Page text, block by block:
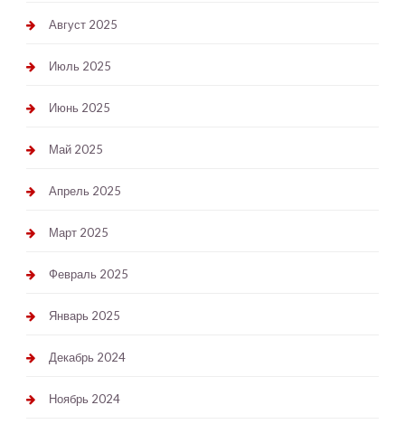
Август 2025
Июль 2025
Июнь 2025
Май 2025
Апрель 2025
Март 2025
Февраль 2025
Январь 2025
Декабрь 2024
Ноябрь 2024